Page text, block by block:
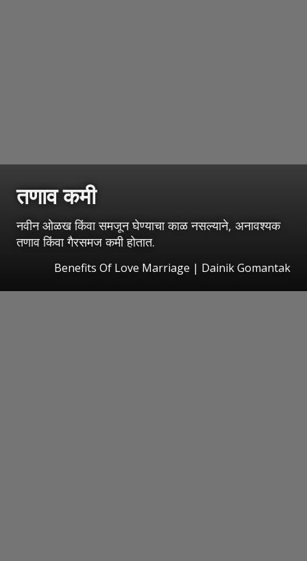
तणाव कमी
नवीन ओळख किंवा समजून घेण्याचा काळ नसल्याने, अनावश्यक
तणाव किंवा गैरसमज कमी होतात.
Benefits Of Love Marriage | Dainik Gomantak